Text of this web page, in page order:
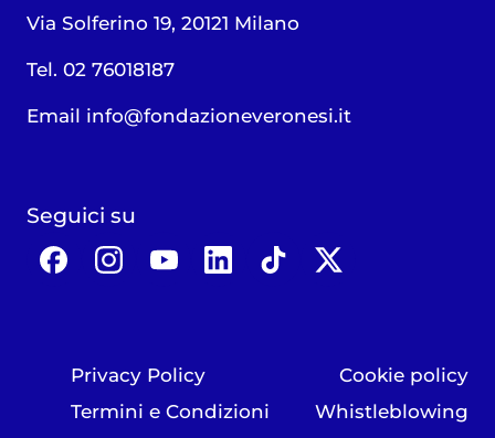
Via Solferino 19, 20121 Milano
Tel. 02 76018187
Email info@fondazioneveronesi.it
Seguici su
Privacy Policy
Cookie policy
Termini e Condizioni
Whistleblowing